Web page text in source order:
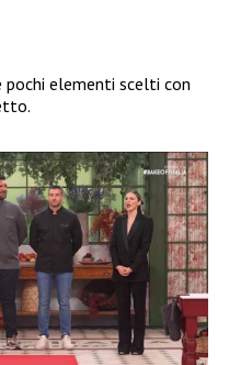
elementi scelti con